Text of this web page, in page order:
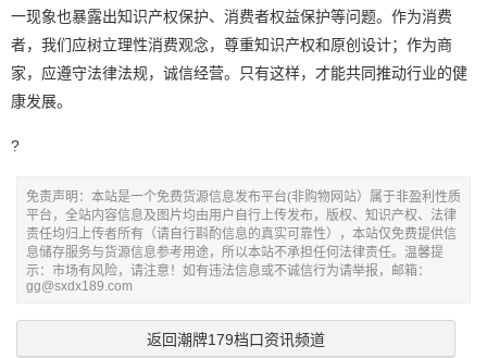
一现象也暴露出知识产权保护、消费者权益保护等问题。作为消费
者，我们应树立理性消费观念，尊重知识产权和原创设计；作为商
家，应遵守法律法规，诚信经营。只有这样，才能共同推动行业的健
康发展。
?
免责声明：本站是一个免费货源信息发布平台(非购物网站）属于非盈利性质
平台，全站内容信息及图片均由用户自行上传发布，版权、知识产权、法律
责任均归上传者所有（请自行斟酌信息的真实可靠性），本站仅免费提供信
息储存服务与货源信息参考用途，所以本站不承担任何法律责任。温馨提
示：市场有风险，请注意！如有违法信息或不诚信行为请举报，邮箱：
gg@sxdx189.com
返回潮牌179档口资讯频道